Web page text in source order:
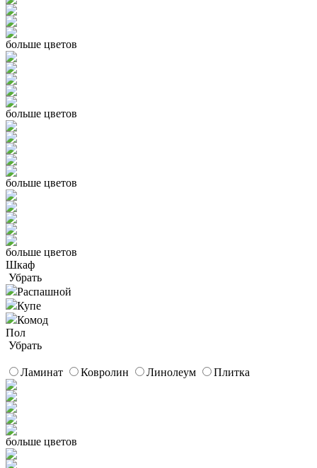
больше цветов
больше цветов
больше цветов
больше цветов
Шкаф
Убрать
Распашной
Купе
Комод
Пол
Убрать
Ламинат Ковролин Линолеум Плитка
больше цветов